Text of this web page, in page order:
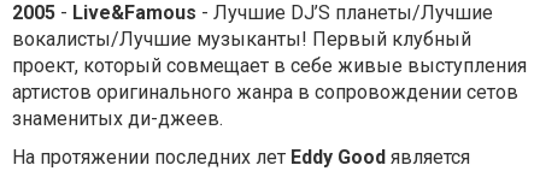
2005 - Live&Famous - Лучшие DJ’S планеты/Лучшие
вокалисты/Лучшие музыканты! Первый клубный
проект, который совмещает в себе живые выступления
артистов оригинального жанра в сопровождении сетов
знаменитых ди-джеев.
На протяжении последних лет Eddy Good является